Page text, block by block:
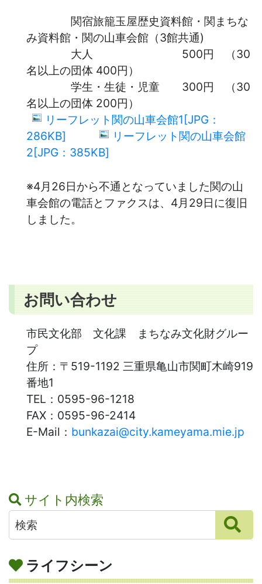
関宿旅籠玉屋歴史資料館・関まちな
み資料館・関の山車会館（3館共通)
大人 500円 （30
名以上の団体 400円）
学生・生徒・児童 300円 （30
名以上の団体 200円）
リーフレット関の山車会館1[JPG：
286KB]
リーフレット関の山車会館
2[JPG：385KB]
※4月26日から不通となっていました関の山
車会館の電話とファクスは、4月29日に復旧
しました。
お問い合わせ
市民文化部 文化課 まちなみ文化財グルー
プ
住所： 〒519-1192 三重県亀山市関町木崎919
番地1
TEL： 0595-96-1218
FAX： 0595-96-2414
E-Mail： bunkazai@city.kameyama.mie.jp
サイト内検索
ライフシーン